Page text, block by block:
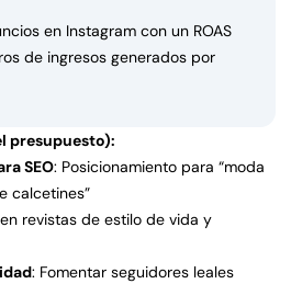
en Instagram con un ROAS
de ingresos generados por
presupuesto):
SEO: Posicionamiento para “moda
calcetines”
revistas de estilo de vida y
: Fomentar seguidores leales